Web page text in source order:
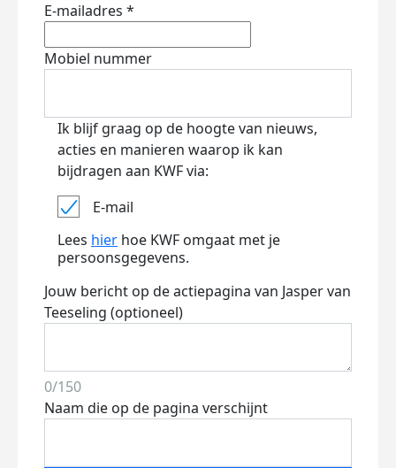
E-mailadres *
Mobiel nummer
Ik blijf graag op de hoogte van nieuws,
acties en manieren waarop ik kan
bijdragen aan KWF via:
E-mail
Lees hier hoe KWF omgaat met je
persoonsgegevens.
Jouw bericht op de actiepagina van Jasper van
Teeseling (optioneel)
0/150
Naam die op de pagina verschijnt